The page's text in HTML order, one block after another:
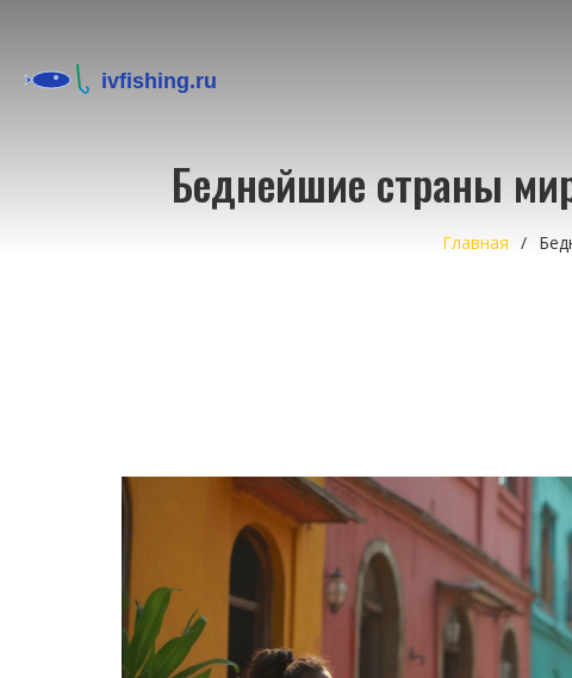
Беднейшие страны
Главная